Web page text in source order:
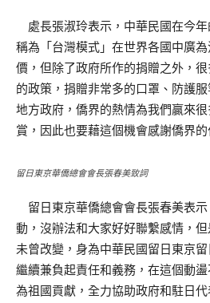
處長張淑玲表示，中華民國在今
稱為「台灣模式」在世界各國中廣
價，但除了政府所作的捐贈之外，
的政策，捐贈非常多的口罩、防護
地方政府，僑界的熱情為我們贏來
賞，因此也要藉這個機會感謝僑界的
留日東京華僑總會會長張春美致詞
留日東京華僑總會會長張春美表
動，沒辦法和大家好好聯繫感情，
未曾改變，身為中華民國留日東京
繼續兼負起責任和義務，在這個動
為祖國貢獻，全力協助政府和駐日